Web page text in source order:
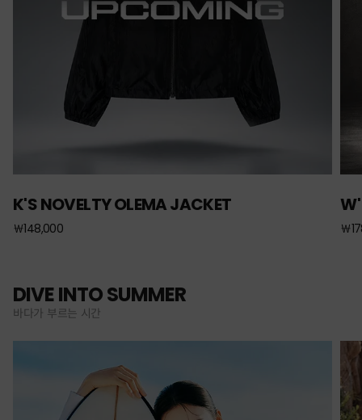
K'S NOVELTY OLEMA JACKET
￦148,000
W'
￦
DIVE INTO SUMMER
바다가 부르는 시간